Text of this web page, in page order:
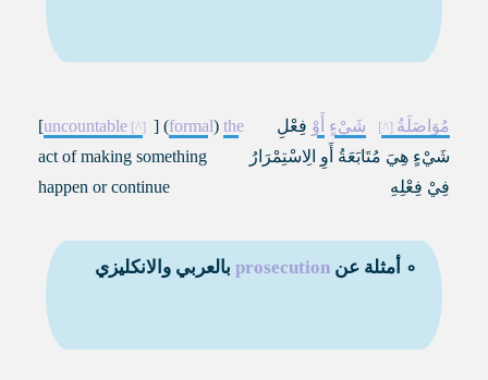
مُوَاصَلَةُ شَيْءٍ أَوْ فِعْلِ
شَيْءٍ هِيَ مُتَابَعَةُ أَوِ الِاسْتِمْرَارُ
فِيْ فِعْلِهِ
[uncountable ] (formal) the
act of making something
happen or continue
∘ أمثلة عنprosecution بالعربي والانكليزي